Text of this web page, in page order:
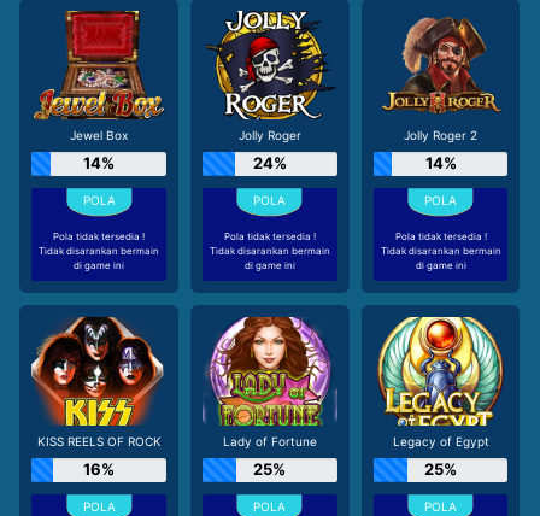
Jewel Box
14%
Pola tidak tersedia !
Tidak disarankan bermain
di game ini
Jolly Roger
24%
Pola tidak tersedia !
Tidak disarankan bermain
di game ini
Jolly Roger 2
14%
Pola tidak tersedia !
Tidak disarankan bermain
di game ini
KISS REELS OF ROCK
16%
Lady of Fortune
25%
Legacy of Egypt
25%